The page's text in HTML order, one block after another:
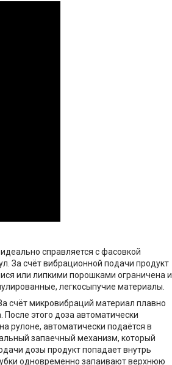
справляется с фасовкой
За счёт вибрационной подачи продукт
или липкими порошками ограничена и
легкосыпучие материалы.
счёт микровибраций материал плавно
этого доза автоматически
рулоне, автоматически подаётся в
запаечный механизм, который
дозы продукт попадает внутрь
одновременно запаивают верхнюю